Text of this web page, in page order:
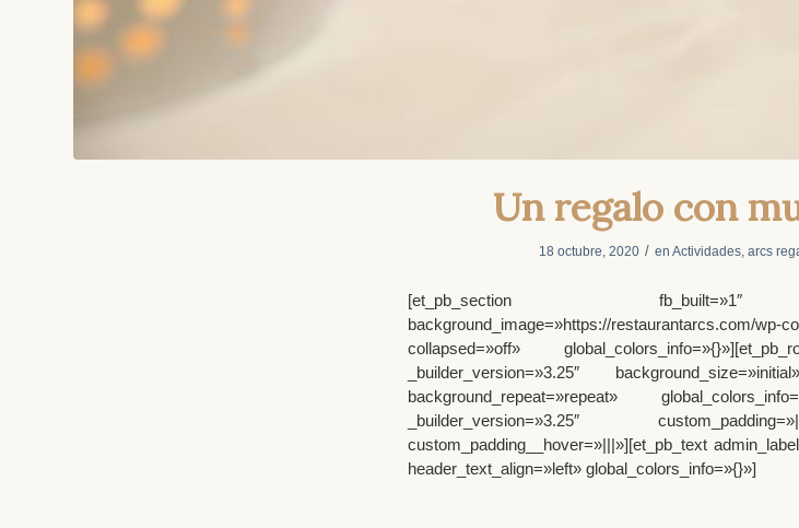
Un regalo con
18 octubre, 2020 / en Actividades, arcs
[et_pb_section fb_built=»1″
background_image=»https://restaurantarcs.com/wp-
collapsed=»off»
_builder_version=»3.25″
background_repeat=»repeat»
_builder_version=»3.25″
custom_padding__hover=»|||»][et_pb_text
header_text_align=»left» global_colors_info=»{}»]